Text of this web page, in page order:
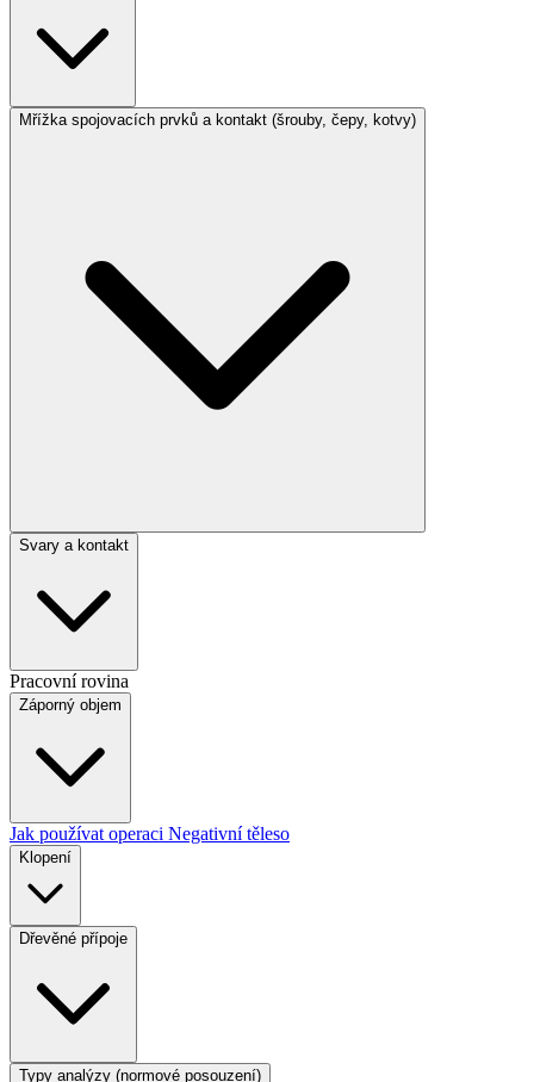
Mřížka spojovacích prvků a kontakt (šrouby, čepy, kotvy)
Svary a kontakt
Pracovní rovina
Záporný objem
Jak používat operaci Negativní těleso
Klopení
Dřevěné přípoje
Typy analýzy (normové posouzení)